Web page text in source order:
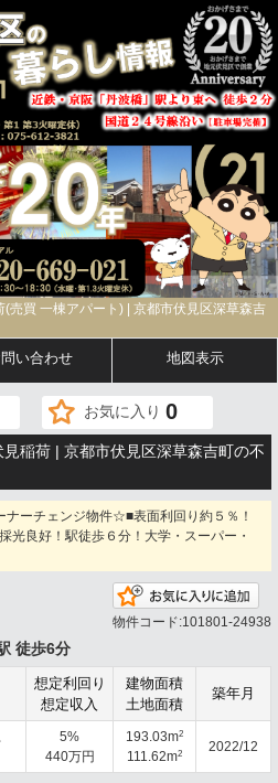
買 一棟アパート) | 京都市伏見区深草森吉
い合わせ 地図表示
お気に入り 0
稲荷 | 京都市伏見区深草森吉町の不
ーチェンジ物件☆■表面利回り約５％！
光良好！駅徒歩６分！大学・スーパー・
徒歩6分
物件コード:101801-24938
想定利回り
想定収入
建物面積
土地面積
築年月
5%
440万円
193.03m2
111.62m2 2022/12